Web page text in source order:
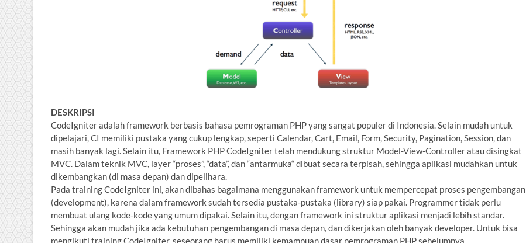
DESKRIPSI
CodeIgniter adalah framework berbasis bahasa pemrograman PHP yang sangat populer di Indonesia. Selain mudah untuk
dipelajari, CI memiliki pustaka yang cukup lengkap, seperti Calendar, Cart, Email, Form, Security, Pagination, Session, dan
masih banyak lagi. Selain itu, Framework PHP CodeIgniter telah mendukung struktur Model-View-Controller atau disingkat
MVC. Dalam teknik MVC, layer “proses”, “data”, dan “antarmuka“ dibuat secara terpisah, sehingga aplikasi mudahkan untuk
dikembangkan (di masa depan) dan dipelihara.
Pada training CodeIgniter ini, akan dibahas bagaimana menggunakan framework untuk mempercepat proses pengembangan
(development), karena dalam framework sudah tersedia pustaka-pustaka (library) siap pakai. Programmer tidak perlu
membuat ulang kode-kode yang umum dipakai. Selain itu, dengan framework ini struktur aplikasi menjadi lebih standar.
Sehingga akan mudah jika ada kebutuhan pengembangan di masa depan, dan dikerjakan oleh banyak developer. Untuk bisa
mengikuti training CodeIgniter, seseorang harus memiliki kemampuan dasar pemrograman PHP sebelumnya.